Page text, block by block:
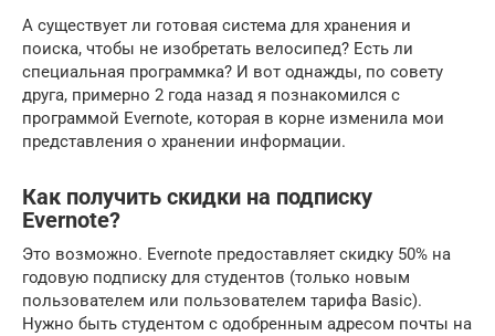
А существует ли готовая система для хранения и
поиска, чтобы не изобретать велосипед? Есть ли
специальная программка? И вот однажды, по совету
друга, примерно 2 года назад я познакомился с
программой Evernote, которая в корне изменила мои
представления о хранении информации.
Как получить скидки на подписку
Evernote?
Это возможно. Evernote предоставляет скидку 50% на
годовую подписку для студентов (только новым
пользователем или пользователем тарифа Basic).
Нужно быть студентом с одобренным адресом почты на